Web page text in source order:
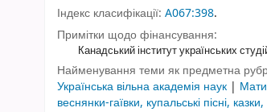
Індекс класифікації: A067:398.
Примітки щодо фінансування:
Канадський інститут українських
Найменування теми як предметна
Українська вільна академія наук |
веснянки-гаївки, купальські пісні,